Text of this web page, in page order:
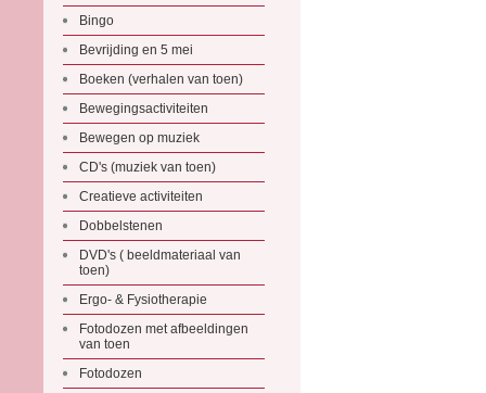
Bingo
Bevrijding en 5 mei
Boeken (verhalen van toen)
Bewegingsactiviteiten
Bewegen op muziek
CD's (muziek van toen)
Creatieve activiteiten
Dobbelstenen
DVD's ( beeldmateriaal van
toen)
Ergo- & Fysiotherapie
Fotodozen met afbeeldingen
van toen
Fotodozen